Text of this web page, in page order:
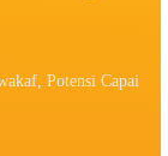
Potensi Capai